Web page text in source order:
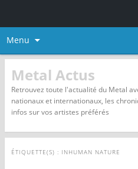
Menu
Metal Actus
Retrouvez toute l'actualité du Metal
nationaux et internationaux, les
infos sur vos artistes préférés
ÉTIQUETTE(S) : INHUMAN NATURE